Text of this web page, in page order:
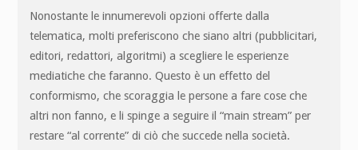
Nonostante le innumerevoli opzioni offerte dalla
telematica, molti preferiscono che siano altri (pubblicitari,
editori, redattori, algoritmi) a scegliere le esperienze
mediatiche che faranno. Questo è un effetto del
conformismo, che scoraggia le persone a fare cose che
altri non fanno, e li spinge a seguire il “main stream” per
restare “al corrente” di ciò che succede nella società.